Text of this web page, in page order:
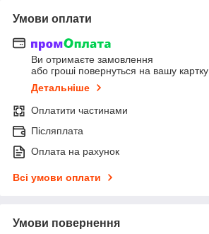
Умови оплати
Ви отримаєте замовлення
або гроші повернуться на вашу картку
Детальніше
Оплатити частинами
Післяплата
Оплата на рахунок
Всі умови оплати
Умови повернення